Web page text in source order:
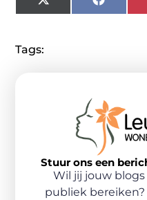
X
(Twitter)
Tags:
Stuur ons een
Wil jij jouw
publiek